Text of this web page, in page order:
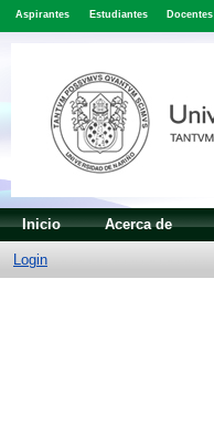
Aspirantes Estudiantes Docentes
Inicio Acerca de
Login